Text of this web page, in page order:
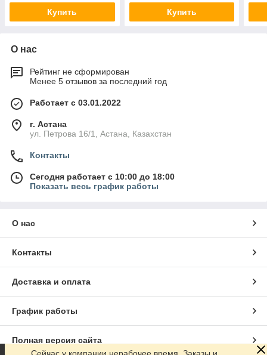
Купить Купить
О нас
Рейтинг не сформирован
Менее 5 отзывов за последний год
Работает с 03.01.2022
г. Астана
ул. Петрова 16/1, Астана, Казахстан
Контакты
Сегодня работает с 10:00 до 18:00
Показать весь график работы
О нас
Контакты
Доставка и оплата
График работы
Полная версия сайта